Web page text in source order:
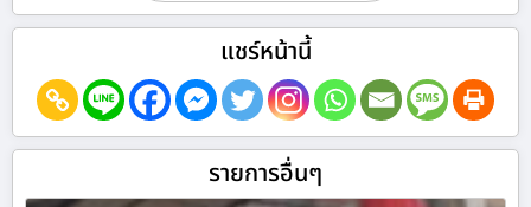
แชร์หน้านี้
รายการอื่นๆ